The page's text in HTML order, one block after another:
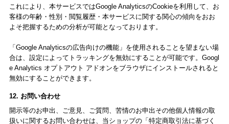
これにより、本サービスではGoogle AnalyticsのCookieを利用して、お
客様の年齢・性別・閲覧履歴・本サービスに関する関心の傾向をおお
よそ把握するための分析が可能となっております。
「Google Analyticsの広告向けの機能」を使用されることを望まない場
合は、設定によってトラッキングを無効にすることが可能です。Googl
e Analytics オプトアウト アドオンをブラウザにインストールされると
無効にすることができます。
12. お問い合わせ
開示等のお申出、ご意見、ご質問、苦情のお申出その他個人情報の取
扱いに関するお問い合わせは、当ショップの「特定商取引法に基づく